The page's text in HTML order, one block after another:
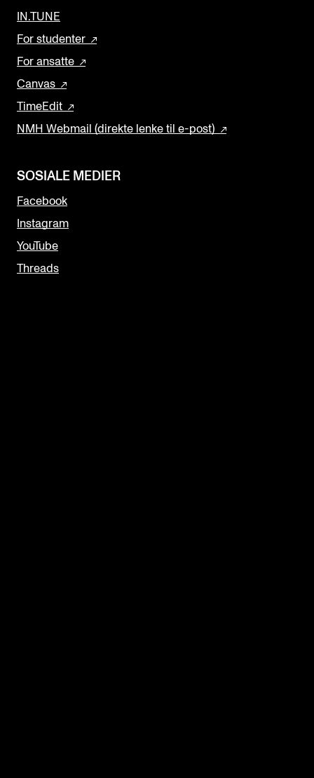
IN.TUNE
For studenter
For ansatte
Canvas
TimeEdit
NMH Webmail (direkte lenke til e-post)
SOSIALE MEDIER
Facebook
Instagram
YouTube
Threads